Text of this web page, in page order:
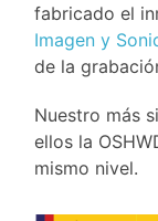
fabricado el
Imagen y
de la
Nuestro más
ellos la
mismo nivel.